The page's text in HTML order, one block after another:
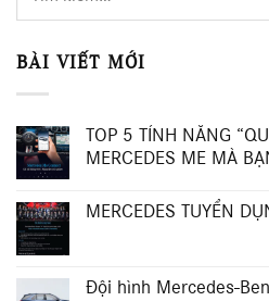
BÀI VIẾT MỚI
TOP 5 TÍNH NĂNG
MERCEDES ME MÀ
MERCEDES TUYỂN
Đội hình Mercedes-